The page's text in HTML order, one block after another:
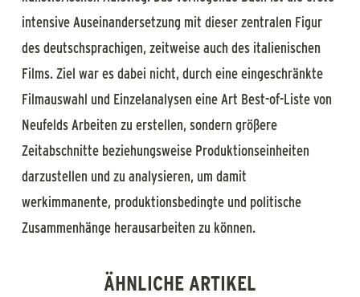
intensive Auseinandersetzung mit dieser zentralen Figur
des deutschsprachigen, zeitweise auch des italienischen
Films. Ziel war es dabei nicht, durch eine eingeschränkte
Filmauswahl und Einzelanalysen eine Art Best-of-Liste von
Neufelds Arbeiten zu erstellen, sondern größere
Zeitabschnitte beziehungsweise Produktionseinheiten
darzustellen und zu analysieren, um damit
werkimmanente, produktionsbedingte und politische
Zusammenhänge herausarbeiten zu können.
ÄHNLICHE ARTIKEL